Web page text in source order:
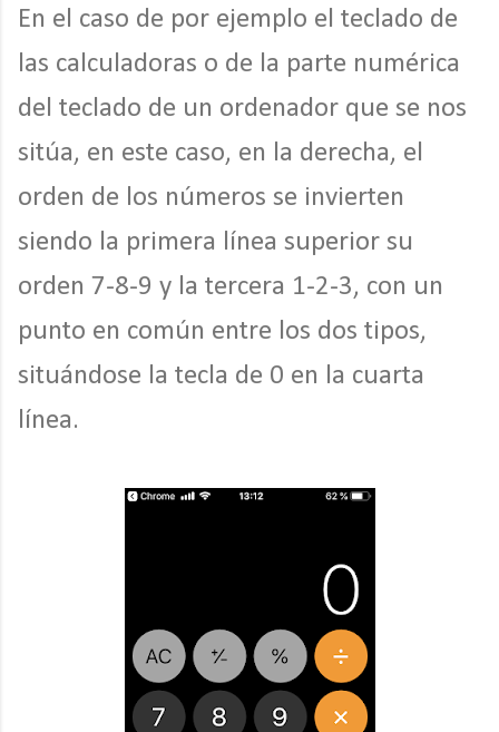
En el caso de por ejemplo el teclado de
las calculadoras o de la parte numérica
del teclado de un ordenador que se nos
sitúa, en este caso, en la derecha, el
orden de los números se invierten
siendo la primera línea superior su
orden 7-8-9 y la tercera 1-2-3, con un
punto en común entre los dos tipos,
situándose la tecla de 0 en la cuarta
línea.